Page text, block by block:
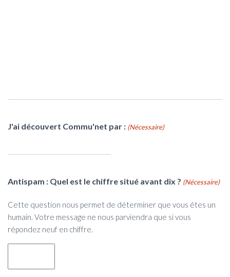
J'ai découvert Commu'net par : (Nécessaire)
Antispam : Quel est le chiffre situé avant dix ? (Nécessaire)
Cette question nous permet de déterminer que vous êtes un
humain. Votre message ne nous parviendra que si vous
répondez neuf en chiffre.